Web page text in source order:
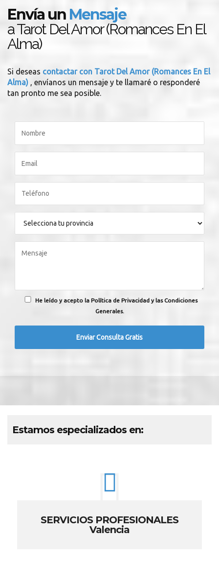
Envía un Mensaje
a Tarot Del Amor (Romances En El
Alma)
Si deseas contactar con Tarot Del Amor (Romances En El
Alma) , envíanos un mensaje y te llamaré o responderé
tan pronto me sea posible.
He leído y acepto la Política de Privacidad y las Condiciones
Generales.
Estamos especializados en:
SERVICIOS PROFESIONALES
Valencia